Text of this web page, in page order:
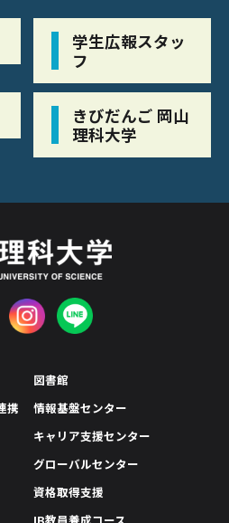
学生広報スタッ
フ
きびだんご 岡山
理科大学
携
図書館
情報基盤センター
キャリア支援センター
グローバルセンター
資格取得支援